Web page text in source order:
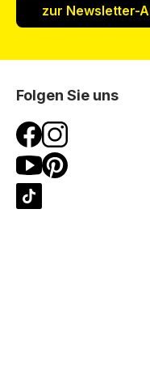
zur Newsletter-
Folgen Sie uns